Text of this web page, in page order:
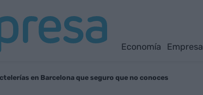
Economía Empresa
en Barcelona que seguro que no conoces